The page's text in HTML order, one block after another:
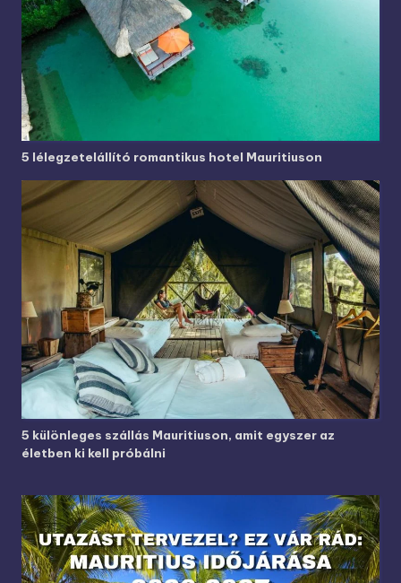
5 lélegzetelállító romantikus hotel Mauritiuson
5 különleges szállás Mauritiuson, amit egyszer az
életben ki kell próbálni